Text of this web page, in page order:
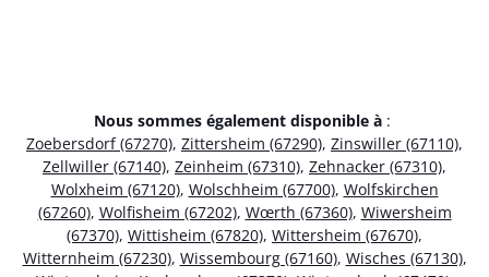
Nous sommes également disponible à :
Zoebersdorf (67270), Zittersheim (67290), Zinswiller (67110),
Zellwiller (67140), Zeinheim (67310), Zehnacker (67310),
Wolxheim (67120), Wolschheim (67700), Wolfskirchen
(67260), Wolfisheim (67202), Wœrth (67360), Wiwersheim
(67370), Wittisheim (67820), Wittersheim (67670),
Witternheim (67230), Wissembourg (67160), Wisches (67130),